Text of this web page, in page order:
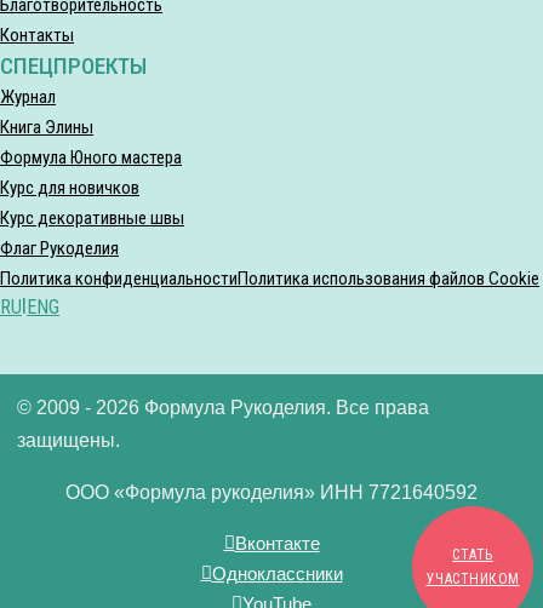
Благотворительность
Контакты
СПЕЦПРОЕКТЫ
Журнал
Книга Элины
Формула Юного мастера
Курс для новичков
Курс декоративные швы
Флаг Рукоделия
СТАТЬ
УЧАСТНИКОМ
Политика конфиденциальностиПолитика использования файлов Cookie
RU ENG
© 2009 - 2026 Формула Рукоделия. Все права
защищены.
ООО «Формула рукоделия» ИНН 7721640592
Вконтакте
Одноклассники
YouTube